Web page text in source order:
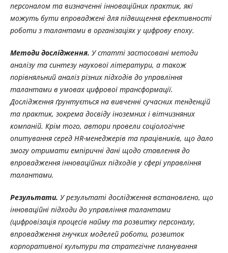
персоналом та визначенні інноваційних практик, які
можуть бути впроваджені для підвищення ефективності
роботи з талантами в організаціях у цифрову епоху.
Методи дослідження. У статті застосовані методи
аналізу та синтезу науковоїлітератури, а також
порівняльний аналіз різних підходів до управління
талантами в умовах цифрової трансформації.
Дослідження ґрунтується на вивченні сучасних тенденцій
та практик, зокрема досвіду іноземних і вітчизняних
компаній. Крім того, автори провели соціологічне
опитування серед HR-менеджерів та працівників, що дало
змогу отримати емпіричні дані щодо ставлення до
впровадження інноваційних підходів у сфері управління
талантами.
Результати. У результаті дослідження встановлено, що
інноваційні підходи до управління талантами
(цифровізація процесів найму та розвитку персоналу,
впровадження гнучких моделей роботи, розвиток
корпоративної культури та стратегічне планування